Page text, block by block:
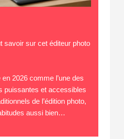
savoir sur cet éditeur photo
en 2026 comme l’une des
puissantes et accessibles
de l’édition photo,
aussi bien…